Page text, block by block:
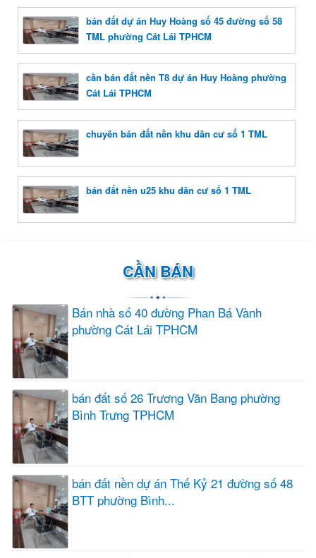
bán đất dự án Huy Hoàng số 45 đường số 58
TML phường Cát Lái TPHCM
cần bán đất nền T8 dự án Huy Hoàng phường
Cát Lái TPHCM
chuyên bán đất nền khu dân cư số 1 TML
bán đất nền u25 khu dân cư số 1 TML
CẦN BÁN
Bán nhà số 40 đường Phan Bá Vành
phường Cát Lái TPHCM
bán đất số 26 Trương Văn Bang phường
Bình Trưng TPHCM
bán đất nền dự án Thế Kỷ 21 đường số 48
BTT phường Bình...